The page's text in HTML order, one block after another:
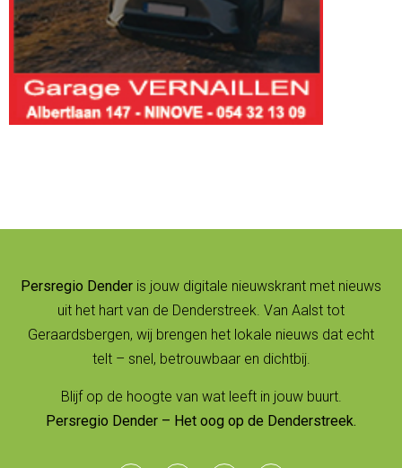
Persregio Dender is jouw digitale nieuwskrant met nieuws
uit het hart van de Denderstreek. Van Aalst tot
Geraardsbergen, wij brengen het lokale nieuws dat echt
telt – snel, betrouwbaar en dichtbij.
Blijf op de hoogte van wat leeft in jouw buurt.
Persregio Dender – Het oog op de Denderstreek.